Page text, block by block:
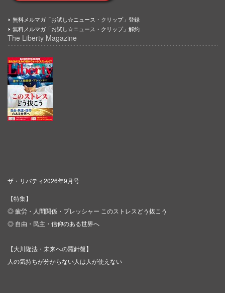
無料メルマガ「お試し☆ニュース・クリップ」登録
無料メルマガ「お試し☆ニュース・クリップ」解約
The Liberty Magazine
ザ・リバティ2026年9月号
【特集】
◎ 疲労・人間関係・プレッシャー このストレスどう抜こう
◎ 自由・民主・信仰のある世界へ
【大川隆法・未来への羅針盤】
人の気持ちが分からない人は人が使えない